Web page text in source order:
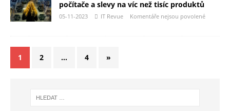
počítače a slevy na víc než tisíc produktů
05-11-2023 IT Revue Komentáře nejsou povolené
1 2 … 4 »